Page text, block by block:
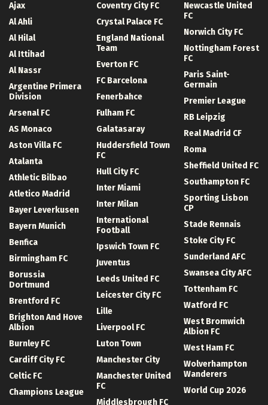
Ajax
Al Ahli
Al Hilal
Al Ittihad
Al Nassr
Argentine Primera
Division
Arsenal FC
AS Monaco
Aston Villa FC
Atalanta
Athletic Bilbao
Atletico Madrid
Bayer Leverkusen
Bayern Munich
Benfica
Birmingham FC
Borussia
Dortmund
Brentford FC
Brighton And Hove
Albion
Burnley FC
Cardiff City FC
Celtic FC
Champions League
Coventry City FC
Crystal Palace FC
England National
Team
Everton FC
FC Barcelona
Fenerbahce
Fulham FC
Galatasaray
Huddersfield Town
FC
Hull City FC
Inter Miami
Inter Milan
International
Football
Ipswich Town FC
Juventus
Leeds United FC
Leicester City FC
Lille
Liverpool FC
Luton Town
Manchester City
Manchester United
FC
Middlesbrough FC
Newcastle United
FC
Norwich City FC
Nottingham Forest
FC
Paris Saint-
Germain
Premier League
RB Leipzig
Real Madrid CF
Roma
Sheffield United FC
Southampton FC
Sporting Lisbon
CP
Stade Rennais
Stoke City FC
Sunderland AFC
Swansea City AFC
Tottenham FC
Watford FC
West Bromwich
Albion FC
West Ham FC
Wolverhampton
Wanderers
World Cup 2026